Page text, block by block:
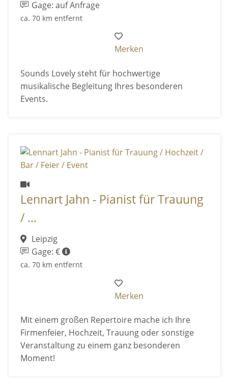
Gage: auf Anfrage
ca. 70 km entfernt
Merken
Sounds Lovely steht für hochwertige
musikalische Begleitung Ihres besonderen
Events.
Lennart Jahn - Pianist für Trauung
/ ...
Leipzig
Gage: €
ca. 70 km entfernt
Merken
Mit einem großen Repertoire mache ich Ihre
Firmenfeier, Hochzeit, Trauung oder sonstige
Veranstaltung zu einem ganz besonderen
Moment!